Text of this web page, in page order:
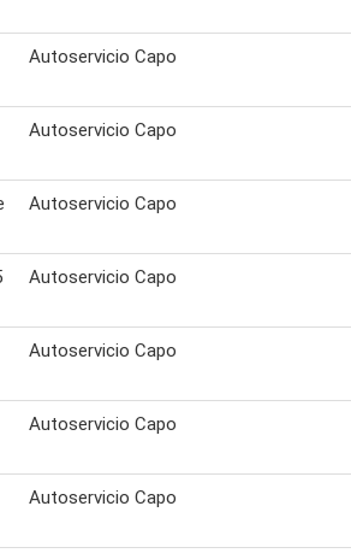
Autoservicio Capo
Autoservicio Capo
Autoservicio Capo
Autoservicio Capo
Autoservicio Capo
Autoservicio Capo
Autoservicio Capo